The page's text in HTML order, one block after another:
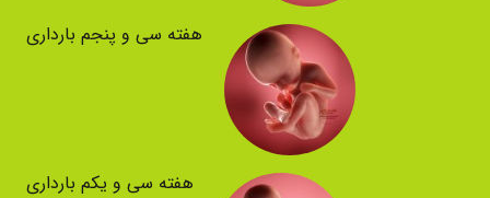
هفته سی و پنجم بارداری
هفته سی و یکم بارداری